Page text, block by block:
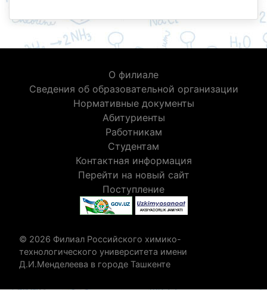
О филиале
Сведения об образовательной организации
Нормативные документы
Абитуриенты
Работникам
Студентам
Контактная информация
Перейти на новый сайт
Поступление
© 2026 Филиал Российского химико-
технологического университета имени
Д.И.Менделеева в городе Ташкенте